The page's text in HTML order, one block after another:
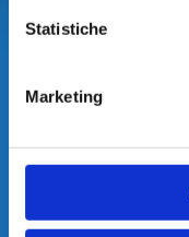
Statistiche
Marketing